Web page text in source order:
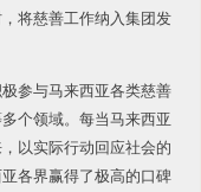
将慈善工作纳入集团发
参与马来西亚各类慈善
个领域。每当马来西亚
以实际行动回应社会的
各界赢得了极高的口碑